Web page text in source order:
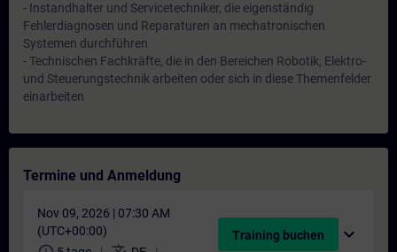
- Instandhalter und Servicetechniker, die eigenständig
Fehlerdiagnosen und Reparaturen an mechatronischen
Systemen durchführen
- Technischen Fachkräfte, die in den Bereichen Robotik, Elektro-
und Steuerungstechnik arbeiten oder sich in diese Themenfelder
einarbeiten
Termine und Anmeldung
Nov 09, 2026 | 07:30 AM
(UTC+00:00)
Training buchen expand_more